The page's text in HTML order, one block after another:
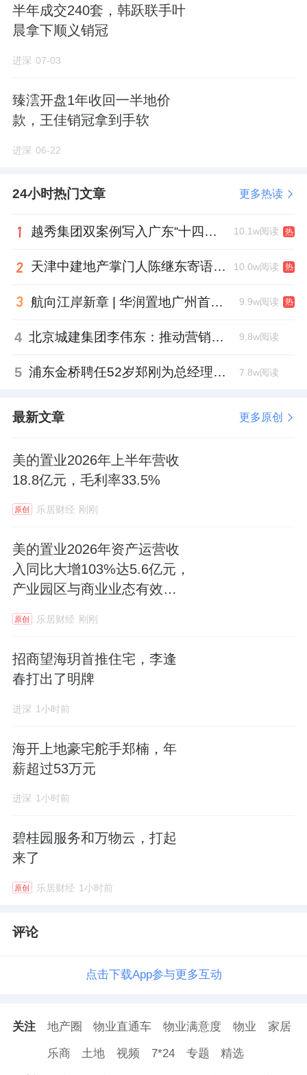
㎡边户三居均价达到7.37万元/㎡。
来源：进深
半年成交240套，韩跃联手叶
晨拿下顺义销冠
进深 07-03
臻澐开盘1年收回一半地价
款，王佳销冠拿到手软
进深 06-22
24小时热门文章 更多热读
越秀集团双案例写入广东“十四五”公共文化答卷，复合文化空间助力青年发展型城市建设 10.1w阅读 热
天津中建地产掌门人陈继东寄语青年“跳出舒适区”，曾任银行信贷经理 10.0w阅读 热
航向江岸新章 | 华润置地广州首座万象城金秋迎客 9.9w阅读 热
4 北京城建集团李伟东：推动营销工作稳中提质，严控库存增量 9.8w阅读
5 浦东金桥聘任52岁郑刚为总经理，曾任张江高科副总 7.8w阅读
最新文章 更多原创
美的置业2026年上半年营收
18.8亿元，毛利率33.5%
原创 乐居财经 刚刚
美的置业2026年资产运营收
入同比大增103%达5.6亿元，
产业园区与商业业态有效互
原创 乐居财经 刚刚
招商望海玥首推住宅，李逢
春打出了明牌
进深 1小时前
海开上地豪宅舵手郑楠，年
薪超过53万元
进深 1小时前
碧桂园服务和万物云，打起
来了
原创 乐居财经 1小时前
评论
点击下载App参与更多互动
关注 地产圈 物业直通车 物业满意度 物业 家居
乐商 土地 视频 7*24 专题 精选